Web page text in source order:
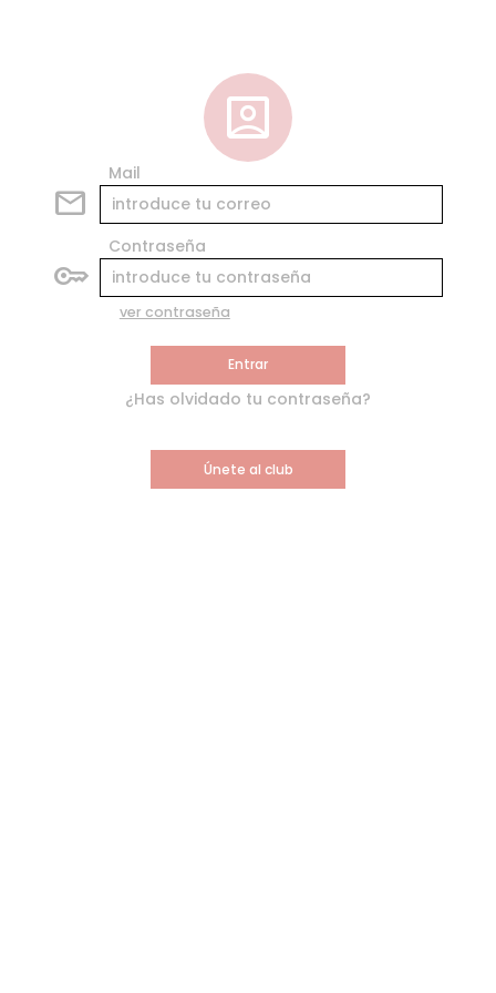
account_box
Mail
mail
Contraseña
key
ver contraseña
Entrar
¿Has olvidado tu contraseña?
Únete al club